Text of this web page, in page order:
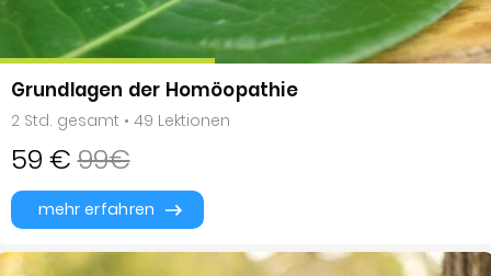
Grundlagen der Homöopathie
2 Std. gesamt • 49 Lektionen
59 €99€
mehr erfahren